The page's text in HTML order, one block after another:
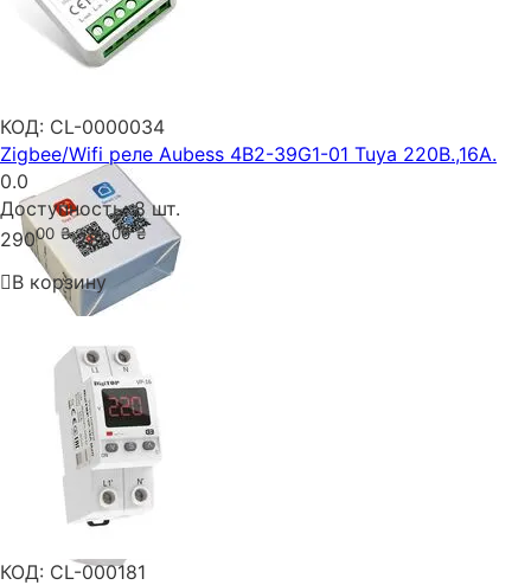
КОД: CL-0000034
Zigbee/Wifi реле Aubess 4B2-39G1-01 Tuya 220В.,16A.
0.0
Доступность: 8 шт.
29000 ₴ 28000 ₴
В корзину
КОД: CL-000181